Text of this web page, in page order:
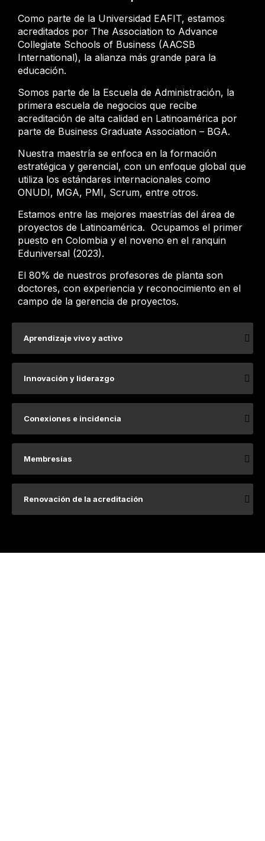
Como parte de la Universidad EAFIT, estamos
acreditados por The Association to Advance
Collegiate Schools of Business (AACSB
International), la alianza más grande para la
educación.
Somos parte de la Escuela de Administración, la
primera escuela de negocios que recibe
acreditación de alta calidad en Latinoamérica por
parte de Business Graduate Association – BGA.
Nuestra maestría se enfoca en la formación
estratégica y gerencial, con un enfoque global que
utiliza los estándares internacionales como
ONUDI, MGA, PMI, Scrum, entre otros.
Estamos entre las mejores maestrías del área de
proyectos de Latinoamérica. Ocupamos el primer
puesto en Colombia y el noveno en el ranquin
Eduniversal (2023).
El 80% de nuestros profesores de planta son
doctores, con experiencia y reconocimiento en el
campo de la gerencia de proyectos.
Aprendizaje vivo y activo
Innovación y liderazgo
Conexiones e incidencia
Membresías
Renovación de la acreditación